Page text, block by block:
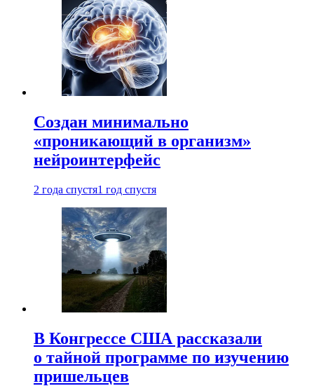
Создан минимально
«проникающий в организм»
нейроинтерфейс
2 года спустя1 год спустя
В Конгрессе США рассказали
о тайной программе по изучению
пришельцев